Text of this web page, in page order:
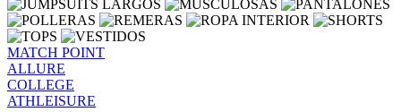
MATCH POINT
ALLURE
COLLEGE
ATHLEISURE